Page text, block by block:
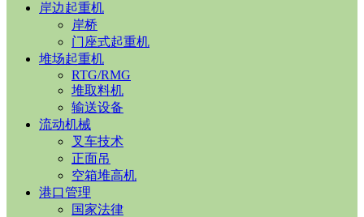
岸边起重机
岸桥
门座式起重机
堆场起重机
RTG/RMG
堆取料机
输送设备
流动机械
叉车技术
正面吊
空箱堆高机
港口管理
国家法律